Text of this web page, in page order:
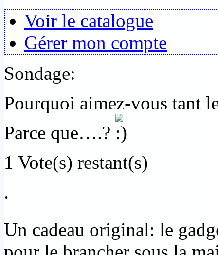
Voir le catalogue
Gérer mon compte
Sondage:
Pourquoi aimez-vous tant
Parce que….?
1 Vote(s) restant(s)
.
Un cadeau original: le